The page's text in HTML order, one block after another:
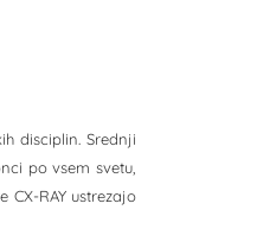
disciplin. Srednji
po vsem svetu,
RAY ustrezajo